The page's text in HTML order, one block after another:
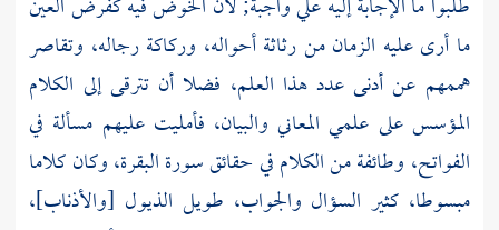
ما أرى عليه الزمان من رثاثة أحواله، وركاكة رجاله، وتقاصر
هممهم عن أدنى عدد هذا العلم، فضلا أن تترقى إلى الكلام
المؤسس على علمي المعاني والبيان، فأمليت عليهم مسألة في
الفواتح، وطائفة من الكلام في حقائق سورة البقرة، وكان كلاما
مبسوطا، كثير السؤال والجواب، طويل الذيول [والأذناب]،